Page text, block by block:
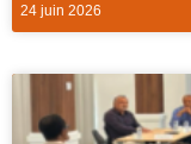
24 juin 2026